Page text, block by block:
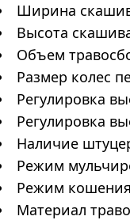
Ширина
Высота
Объем
Размер колес
Регулировка
Регулировка
Наличие
Режим
Режим
Материал